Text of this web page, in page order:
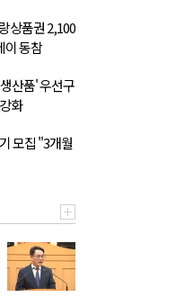
상품권 2,100
이 동참
산품' 우선구
화
모집 "3개월